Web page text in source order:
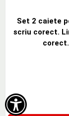

Set 2 caiete
scriu corect.